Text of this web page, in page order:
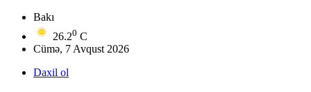
Bakı
26.20 C
Cümə, 7 Avqust 2026
Daxil ol